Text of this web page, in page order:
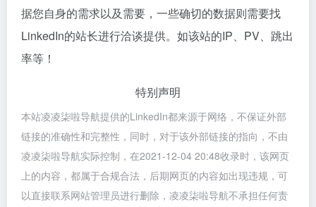
据您自身的需求以及需要，一些确切的数据则需要找
LinkedIn的站长进行洽谈提供。如该站的IP、PV、跳出
率等！
特别声明
本站凌凌柒啦导航提供的LinkedIn都来源于网络，不保证外部
链接的准确性和完整性，同时，对于该外部链接的指向，不由
凌凌柒啦导航实际控制，在2021-12-04 20:48收录时，该网页
上的内容，都属于合规合法，后期网页的内容如出现违规，可
以直接联系网站管理员进行删除，凌凌柒啦导航不承担任何责